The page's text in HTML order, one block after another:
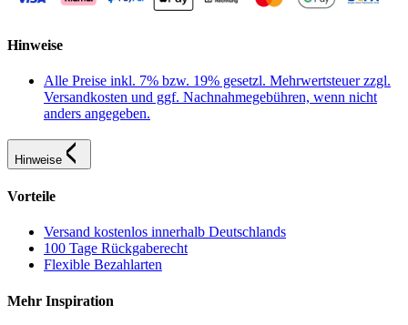
Hinweise
Alle Preise inkl. 7% bzw. 19% gesetzl. Mehrwertsteuer zzgl.
Versandkosten und ggf. Nachnahmegebühren, wenn nicht
anders angegeben.
Hinweise
Vorteile
Versand kostenlos innerhalb Deutschlands
100 Tage Rückgaberecht
Flexible Bezahlarten
Mehr Inspiration